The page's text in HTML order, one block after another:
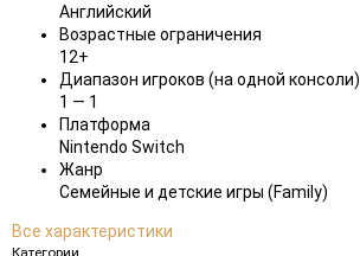
Английский
Возрастные ограничения
12+
Диапазон игроков (на одной консоли)
1 — 1
Платформа
Nintendo Switch
Жанр
Семейные и детские игры (Family)
Все характеристики
Категории